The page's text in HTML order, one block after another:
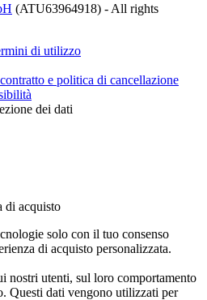
(ATU63964918) - All rights
di utilizzo
e politica di cancellazione
dei dati
di acquisto
solo con il tuo consenso
di acquisto personalizzata.
nostri utenti, sul loro comportamento
Questi dati vengono utilizzati per